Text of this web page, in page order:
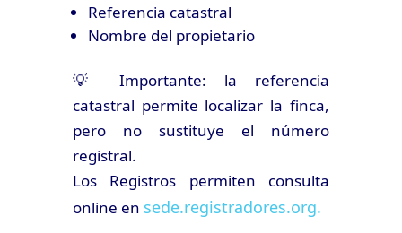
Referencia catastral
Nombre del propietario
💡 Importante: la referencia
catastral permite localizar la finca,
pero no sustituye el número
registral.
Los Registros permiten consulta
online en sede.registradores.org.